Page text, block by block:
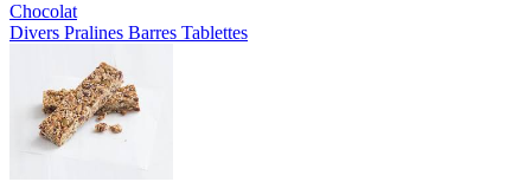
Chocolat
Divers Pralines Barres Tablettes